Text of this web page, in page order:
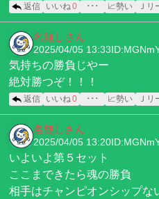
返信 いいね 0 ･･･ 📈勢い Ｊリ
名無しさん
2025/04/05 13:33
気持ちの勝負じやー
絶対勝つぞ！！！
返信 いいね 0 ･･･ 📈勢い Ｊリ
名無しさん
2025/04/05 13:20
いよいよ第５セット
ここまできたら魂の勝負
相手はチャンピオンシップな